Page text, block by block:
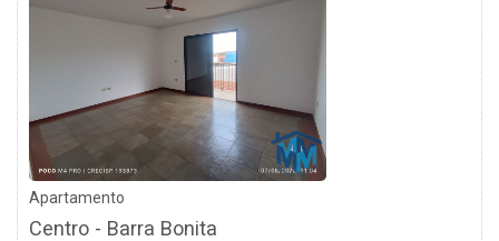
Apartamento
Centro - Barra Bonita